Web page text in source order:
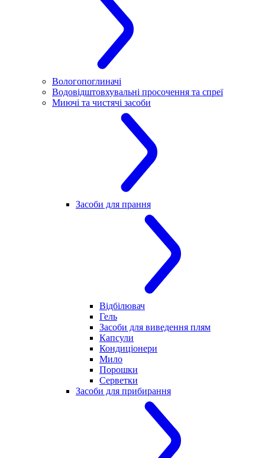
Вологопоглиначі
Водовідштовхувальні просочення та спреї
Миючі та чистячі засоби
Засоби для прання
Відбілювач
Гель
Засоби для виведення плям
Капсули
Кондиціонери
Мило
Порошки
Серветки
Засоби для прибирання